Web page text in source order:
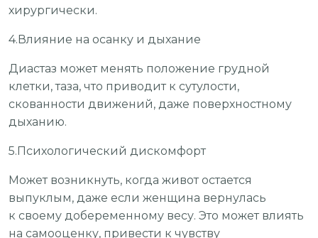
хирургически.
4.Влияние на осанку и дыхание
Диастаз может менять положение грудной
клетки, таза, что приводит к сутулости,
скованности движений, даже поверхностному
дыханию.
5.Психологический дискомфорт
Может возникнуть, когда живот остается
выпуклым, даже если женщина вернулась
к своему добеременному весу. Это может влиять
на самооценку, привести к чувству